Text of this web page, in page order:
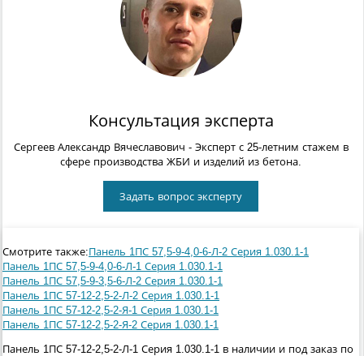
Консультация эксперта
Сергеев Александр Вячеславович - Эксперт с 25-летним стажем в
сфере производства ЖБИ и изделий из бетона.
Задать вопрос эксперту
Смотрите также:Панель 1ПС 57,5-9-4,0-6-Л-2 Серия 1.030.1-1
Панель 1ПС 57,5-9-4,0-6-Л-1 Серия 1.030.1-1
Панель 1ПС 57,5-9-3,5-6-Л-2 Серия 1.030.1-1
Панель 1ПС 57-12-2,5-2-Л-2 Серия 1.030.1-1
Панель 1ПС 57-12-2,5-2-Я-1 Серия 1.030.1-1
Панель 1ПС 57-12-2,5-2-Я-2 Серия 1.030.1-1
Панель 1ПС 57-12-2,5-2-Л-1 Серия 1.030.1-1 в наличии и под заказ по